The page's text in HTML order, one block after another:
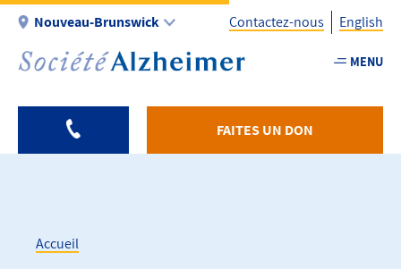
Aller
contenu
Nouveau-Brunswick
Utility
-
Fr
-
Contactez-nous English
MENU
FAITES UN DON
Accueil